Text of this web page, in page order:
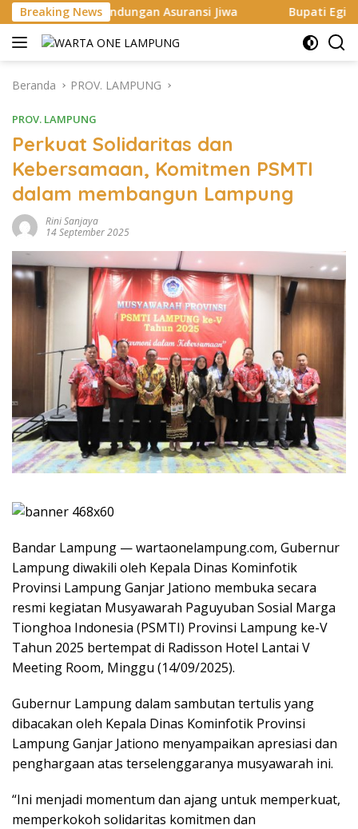
Langsung
ke
konten
Breaking News
Asuransi Jiwa Bupati Egi Dorong ASN hingga
Beranda PROV. LAMPUNG
PROV. LAMPUNG
Perkuat Solidaritas dan
Kebersamaan, Komitmen PSMTI
dalam membangun Lampung
Rini Sanjaya
14 September 2025
Bandar Lampung — wartaonelampung.com, Gubernur
Lampung diwakili oleh Kepala Dinas Kominfotik
Provinsi Lampung Ganjar Jationo membuka secara
resmi kegiatan Musyawarah Paguyuban Sosial Marga
Tionghoa Indonesia (PSMTI) Provinsi Lampung ke-V
Tahun 2025 bertempat di Radisson Hotel Lantai V
Meeting Room, Minggu (14/09/2025).
Gubernur Lampung dalam sambutan tertulis yang
dibacakan oleh Kepala Dinas Kominfotik Provinsi
Lampung Ganjar Jationo menyampaikan apresiasi dan
penghargaan atas terselenggaranya musyawarah ini.
“Ini menjadi momentum dan ajang untuk memperkuat,
memperkokoh solidaritas komitmen dan